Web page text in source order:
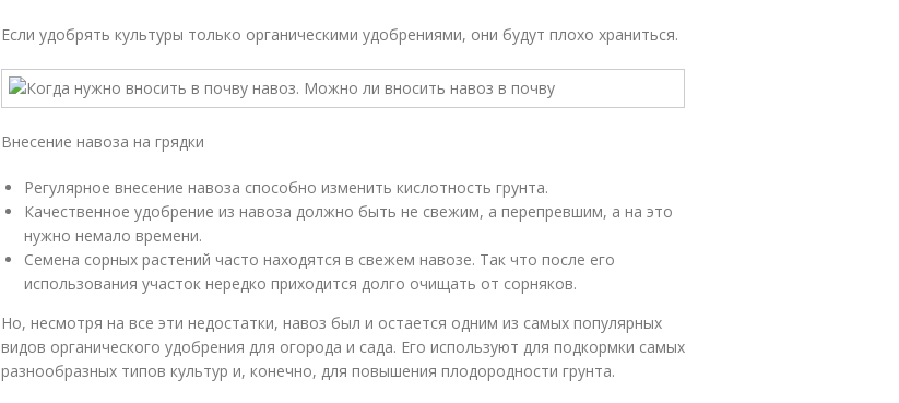
Если удобрять культуры только органическими удобрениями, они будут плохо храниться.
Внесение навоза на грядки
Регулярное внесение навоза способно изменить кислотность грунта.
Качественное удобрение из навоза должно быть не свежим, а перепревшим, а на это
нужно немало времени.
Семена сорных растений часто находятся в свежем навозе. Так что после его
использования участок нередко приходится долго очищать от сорняков.
Но, несмотря на все эти недостатки, навоз был и остается одним из самых популярных
видов органического удобрения для огорода и сада. Его используют для подкормки самых
разнообразных типов культур и, конечно, для повышения плодородности грунта.